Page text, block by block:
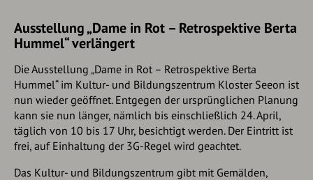
Ausstellung „Dame in Rot – Retrospektive Berta
Hummel“ verlängert
Die Ausstellung „Dame in Rot – Retrospektive Berta
Hummel“ im Kultur- und Bildungszentrum Kloster Seeon ist
nun wieder geöffnet. Entgegen der ursprünglichen Planung
kann sie nun länger, nämlich bis einschließlich 24. April,
täglich von 10 bis 17 Uhr, besichtigt werden. Der Eintritt ist
frei, auf Einhaltung der 3G-Regel wird geachtet.
Das Kultur- und Bildungszentrum gibt mit Gemälden,